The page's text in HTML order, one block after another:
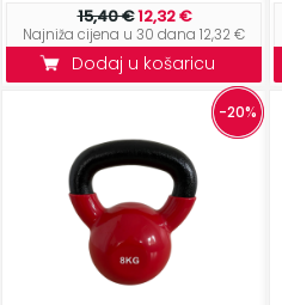
15,40 €12,32 €
Najniža cijena u 30 dana 12,32 €
Dodaj u košaricu
-20%